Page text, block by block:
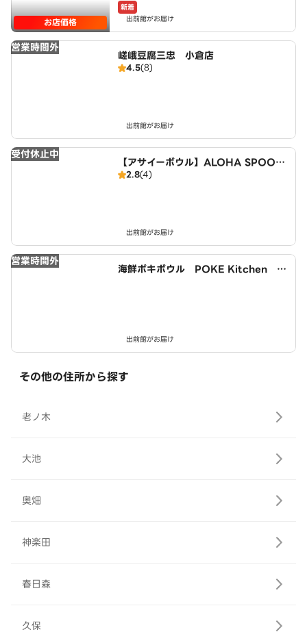
お店価格
新着
出前館がお届け
営業時間外
嵯峨豆腐三忠 小倉店
4.5(8)
出前館がお届け
受付休止中
【アサイーボウル】ALOHA SPOON
～Acai bowl cafe～ 近鉄小倉駅西
2.8(4)
出前館がお届け
営業時間外
海鮮ポキボウル POKE Kitchen 小
出前館がお届け
その他の住所から探す
老ノ木
大池
奥畑
神楽田
春日森
久保